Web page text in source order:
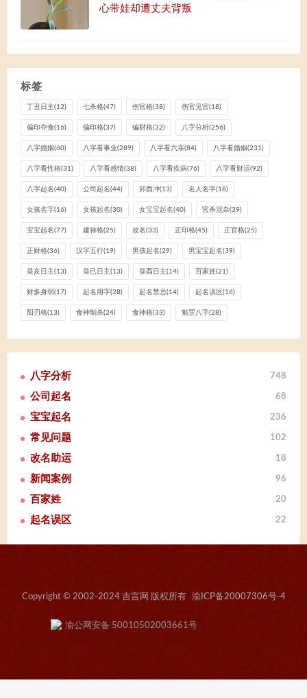
心带娃却遭丈夫背叛
标签
丁丑日主(12) 七杀格(47) 伤官格(38) 伤官见官(18)
偏印夺食(16) 偏印格(37) 偏财格(32) 八字分析(256)
八字婚姻(60) 八字看事业(289) 八字看六亲(84) 八字看婚姻(231)
八字看性格(31) 八字看感情(38) 八字看疾病(76) 八字看财运(92)
八字起名(40) 公司起名(44) 卯酉冲(13) 名人名字(18)
女孩名字(16) 女孩起名(30) 女宝宝起名(40) 官杀混杂(39)
宝宝起名(77) 建禄格(25) 改名(33) 正印格(45) 正官格(25)
正财格(36) 汉字五行(19) 男孩起名(29) 男宝宝起名(39)
癸亥日主(13) 癸已日主(13) 癸酉日主(14) 百家姓(21)
财多身弱(17) 起名用字(28) 起名禁忌(14) 起名误区(16)
阳刃格(13) 食神制杀(24) 食神格(33) 魁罡八字(28)
八字分析 748
公司起名 68
宝宝起名 236
常见问题 102
改名助运 18
新闻案例 96
百家姓 20
起名误区 22
Copyright © 2002-2024 吉言网 版权所有 渝ICP备20007306号-4
渝公网安备 50010502003661号